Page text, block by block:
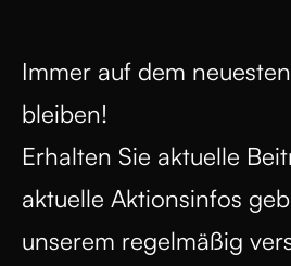
Immer auf dem
bleiben!
Erhalten Sie aktuelle
aktuelle Aktionsinfos
unserem regelmäßig